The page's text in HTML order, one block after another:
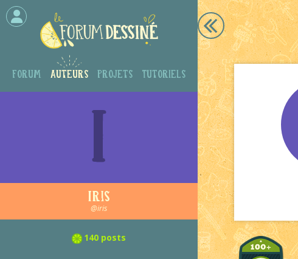
Forum Auteurs Projets Tutoriels
I
Iris
@iris
140 posts